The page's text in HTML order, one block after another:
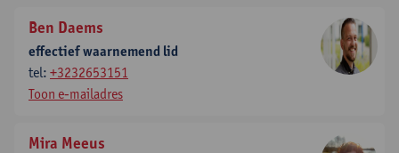
Ben Daems
effectief waarnemend lid
tel: +3232653151
Toon e-mailadres
Mira Meeus